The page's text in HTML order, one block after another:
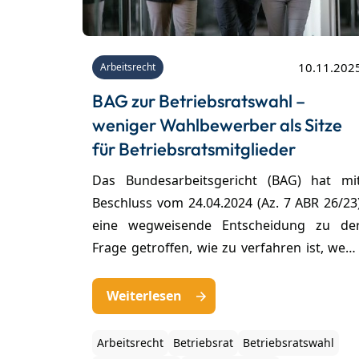
Arbeitsrecht
BAG zur Betriebsratswahl –
weniger Wahlbewerber als Sitze
für Betriebsratsmitglieder
Das Bundesarbeitsgericht (BAG) hat
Beschluss vom 24.04.2024 (Az. 7 ABR 26/
eine wegweisende Entscheidung zu
Frage getroffen, wie zu verfahren ist, wenn
Betriebsratswahl kandidieren, als die nach
dem Gesetz vorgesehene Anzahl der Sitze
von Betriebsratsmitgliedern.
Weiterlesen
Arbeitsrecht Betriebsrat
Betriebsratswahl